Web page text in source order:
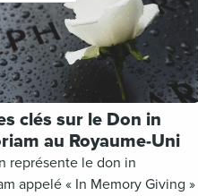
et fiscales, ainsi que des
inspirants.
clés sur le Don in
au Royaume-Uni
représente le don in
appelé « In Memory Giving »